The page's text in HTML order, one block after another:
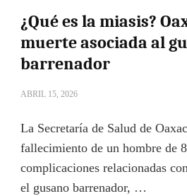
¿Qué es la miasis?
muerte asociada al
barrenador
ABRIL 15, 2026
La Secretaría de Salud de
fallecimiento de un hombre de
complicaciones relacionadas
el gusano barrenador, …